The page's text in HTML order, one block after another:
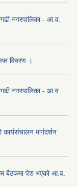
नगरपालिका - आ.व.
विवरण ।
नगरपालिका - आ.व.
मार्गदर्शन
बैठकमा पेश भएको आ.व.